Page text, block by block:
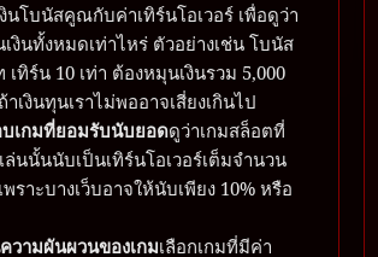
นโบนัสคูณกับค่าเทิร์นโอเวอร์ เพื่อดูว่า
งินทั้งหมดเท่าไหร่ ตัวอย่างเช่น โบนัส
เทิร์น 10 เท่า ต้องหมุนเงินรวม 5,000
เงินทุนเราไม่พออาจเสี่ยงเกินไป
เกมที่ยอมรับนับยอดดูว่าเกมสล็อตที่
ล่นนั้นนับเป็นเทิร์นโอเวอร์เต็มจำนวน
ราะบางเว็บอาจให้นับเพียง 10% หรือ
วามผันผวนของเกมเลือกเกมที่มีค่า